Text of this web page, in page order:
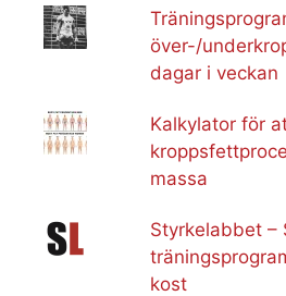
över-/
dagar i veckan
Kalkylator för
massa
Styrkelabbet –
kost